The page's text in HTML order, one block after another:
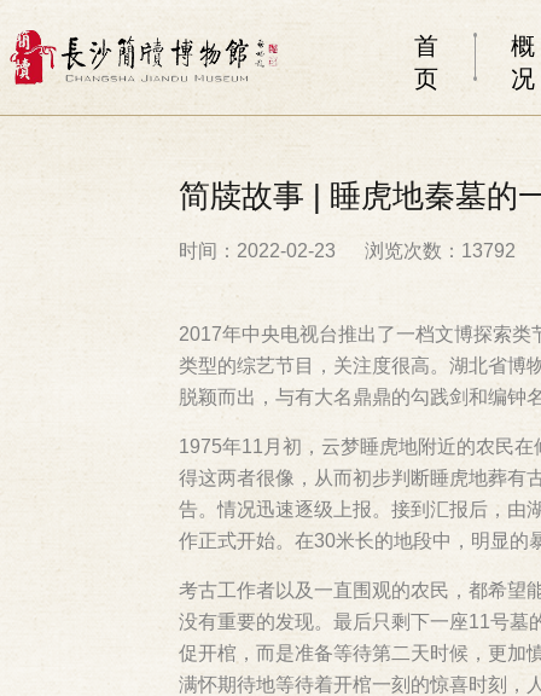
首
页
概
况
简牍故事 | 睡虎地秦墓的
时间：2022-02-23 浏览次数：13792
2017年中央电视台推出了一档文博探索
类型的综艺节目，关注度很高。湖北省博
脱颖而出，与有大名鼎鼎的勾践剑和编钟
1975年11月初，云梦睡虎地附近的农民
得这两者很像，从而初步判断睡虎地葬有
告。情况迅速逐级上报。接到汇报后，由
作正式开始。在30米长的地段中，明显的
考古工作者以及一直围观的农民，都希望
没有重要的发现。最后只剩下一座11号墓
促开棺，而是准备等待第二天时候，更加
满怀期待地等待着开棺一刻的惊喜时刻，